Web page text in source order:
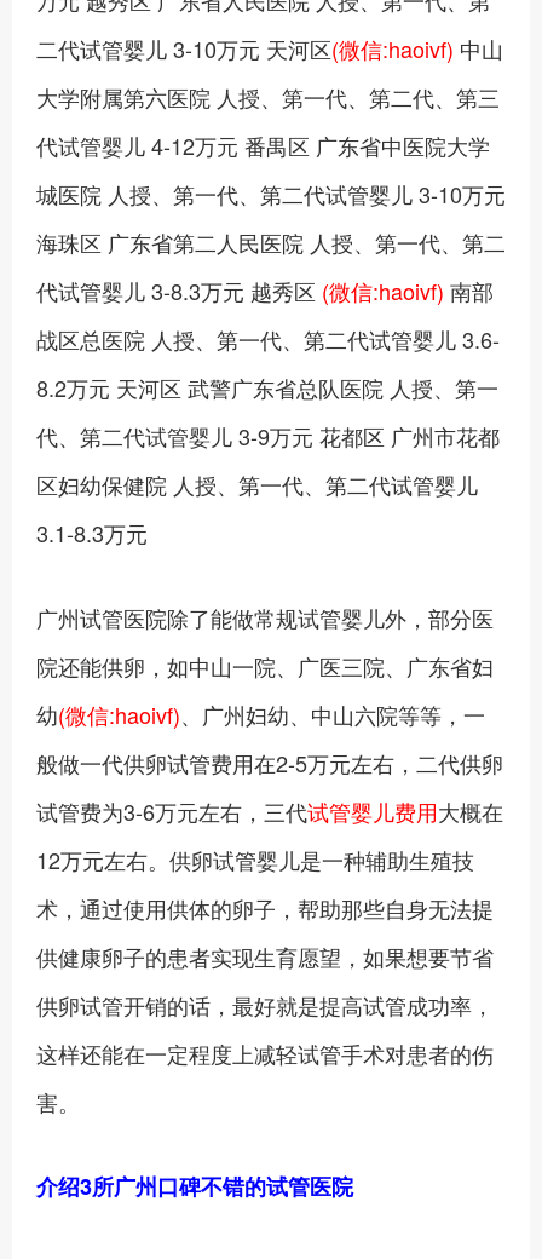
二代试管婴儿 3-10万元 天河区(微信:haoivf) 中山
大学附属第六医院 人授、第一代、第二代、第三
代试管婴儿 4-12万元 番禺区 广东省中医院大学
城医院 人授、第一代、第二代试管婴儿 3-10万元
海珠区 广东省第二人民医院 人授、第一代、第二
代试管婴儿 3-8.3万元 越秀区 (微信:haoivf) 南部
战区总医院 人授、第一代、第二代试管婴儿 3.6-
8.2万元 天河区 武警广东省总队医院 人授、第一
代、第二代试管婴儿 3-9万元 花都区 广州市花都
区妇幼保健院 人授、第一代、第二代试管婴儿
3.1-8.3万元
广州试管医院除了能做常规试管婴儿外，部分医
院还能供卵，如中山一院、广医三院、广东省妇
幼(微信:haoivf)、广州妇幼、中山六院等等，一
般做一代供卵试管费用在2-5万元左右，二代供卵
试管费为3-6万元左右，三代试管婴儿费用大概在
12万元左右。供卵试管婴儿是一种辅助生殖技
术，通过使用供体的卵子，帮助那些自身无法提
供健康卵子的患者实现生育愿望，如果想要节省
供卵试管开销的话，最好就是提高试管成功率，
这样还能在一定程度上减轻试管手术对患者的伤
害。
介绍3所广州口碑不错的试管医院